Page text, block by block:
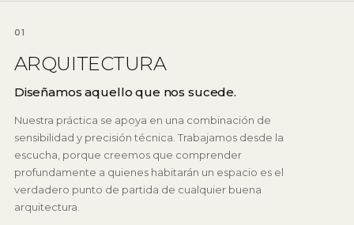
01
ARQUITECTURA
Diseñamos aquello que nos sucede.
Nuestra práctica se apoya en una combinación de
sensibilidad y precisión técnica. Trabajamos desde la
escucha, porque creemos que comprender
profundamente a quienes habitarán un espacio es el
verdadero punto de partida de cualquier buena
arquitectura.